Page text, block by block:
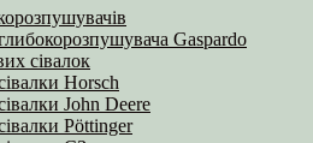
Gaspardo
сівалок
Horsch
John Deere
Pöttinger